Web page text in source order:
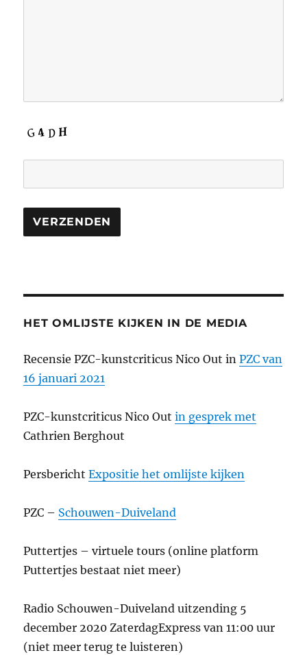
HET OMLIJSTE KIJKEN IN DE MEDIA
Recensie PZC-kunstcriticus Nico Out inPZC van
16 januari 2021
PZC-kunstcriticus Nico Outin gesprek met
Cathrien Berghout
PersberichtExpositie het omlijste kijken
PZC – Schouwen-Duiveland
Puttertjes – virtuele tours (online platform
Puttertjes bestaat niet meer)
Radio Schouwen-Duiveland uitzending 5
december 2020 ZaterdagExpress van 11:00 uur
(niet meer terug te luisteren)